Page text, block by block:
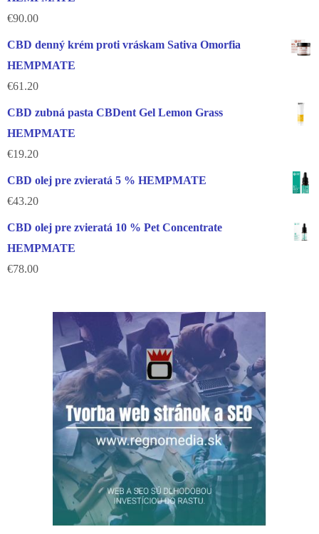
€90.00
CBD denný krém proti vráskam Sativa Omorfia
HEMPMATE
€61.20
CBD zubná pasta CBDent Gel Lemon Grass
HEMPMATE
€19.20
CBD olej pre zvieratá 5 % HEMPMATE
€43.20
CBD olej pre zvieratá 10 % Pet Concentrate
HEMPMATE
€78.00